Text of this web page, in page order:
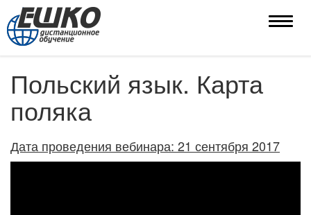
Toggle
Польский язык. Карта
поляка
Дата проведения вебинара: 21 сентября 2017